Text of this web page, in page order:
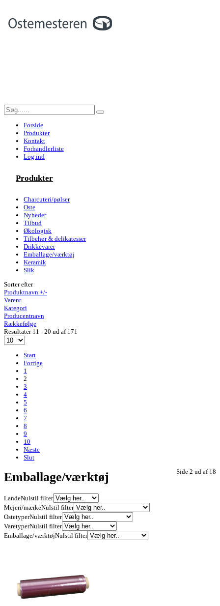
Forside
Produkter
Kontakt
Forhandlerliste
Log ind
Produkter
Charcuteri/pølser
Oste
Nyheder
Tilbud
Økologisk
Tilbehør & delikatesser
Drikkevarer
Emballage/værktøj
Keramik
Slik
Sorter efter
Produktnavn +/-
Varenr.
Kategori
Producentnavn
Rækkefølge
Resultater 11 - 20 ud af 171
Start
Forrige
1
2
3
4
5
6
7
8
9
10
Næste
Slut
Side 2 ud af 18
Emballage/værktøj
LandeNulstil filter
Mejeri/mærkeNulstil filter
OstetyperNulstil filter
VaretyperNulstil filter
Emballage/værktøjNulstil filter